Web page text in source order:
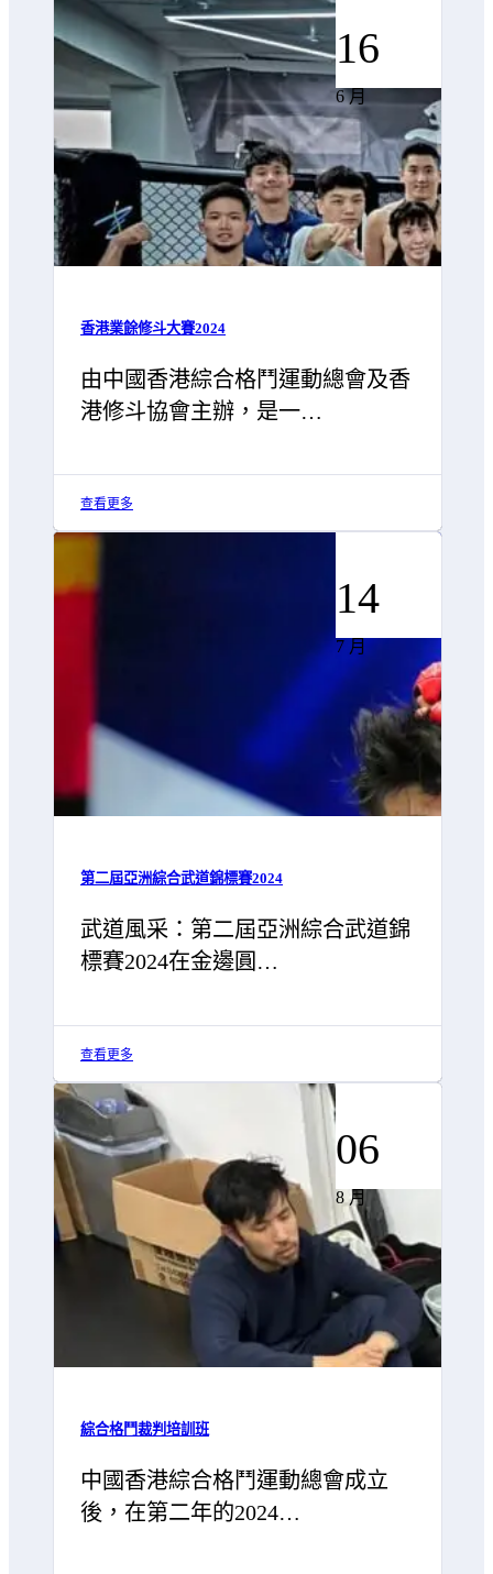
16
6 月
香港業餘修斗大賽2024
由中國香港綜合格鬥運動總會及香
港修斗協會主辦，是一…
查看更多
14
7 月
第二屆亞洲綜合武道錦標賽2024
武道風采：第二屆亞洲綜合武道錦
標賽2024在金邊圓…
查看更多
06
8 月
綜合格鬥裁判培訓班
中國香港綜合格鬥運動總會成立
後，在第二年的2024…